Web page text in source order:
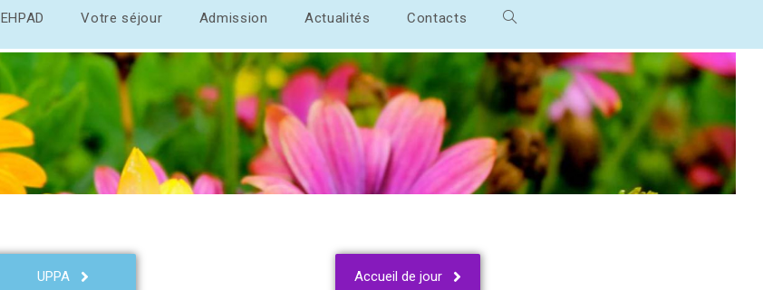
EHPAD Votre séjour Admission Actualités Contacts
UPPA Accueil de jour